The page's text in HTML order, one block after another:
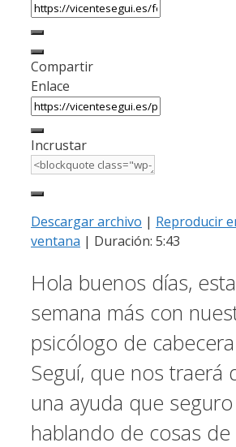
Compartir
Enlace
Incrustar
Descargar archivo | Reproducir
ventana | Duración: 5:43
Hola buenos días,
semana más con
psicólogo de
Seguí, que nos traerá
una ayuda que
hablando de cosas de